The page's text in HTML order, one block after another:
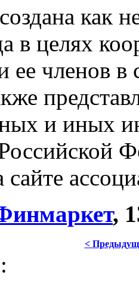
как
в целях
ее членов
и иных
сайте
,
<